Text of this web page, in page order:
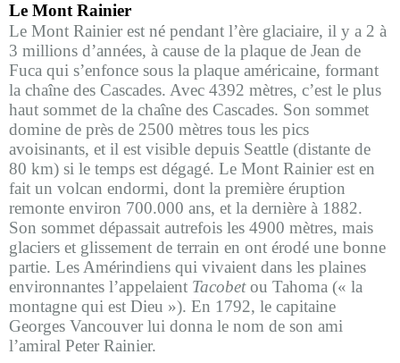
Le Mont Rainier
Le Mont Rainier est né pendant l’ère glaciaire, il y a 2 à
3 millions d’années, à cause de la plaque de Jean de
Fuca qui s’enfonce sous la plaque américaine, formant
la chaîne des Cascades. Avec 4392 mètres, c’est le plus
haut sommet de la chaîne des Cascades. Son sommet
domine de près de 2500 mètres tous les pics
avoisinants, et il est visible depuis Seattle (distante de
80 km) si le temps est dégagé. Le Mont Rainier est en
fait un volcan endormi, dont la première éruption
remonte environ 700.000 ans, et la dernière à 1882.
Son sommet dépassait autrefois les 4900 mètres, mais
glaciers et glissement de terrain en ont érodé une bonne
partie. Les Amérindiens qui vivaient dans les plaines
environnantes l’appelaient Tacobetou Tahoma (« la
montagne qui est Dieu »). En 1792, le capitaine
Georges Vancouver lui donna le nom de son ami
l’amiral Peter Rainier.